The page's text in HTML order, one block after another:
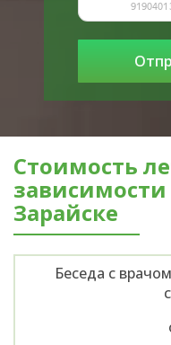
Стоимость
зависимости
Зарайске
Беседа с